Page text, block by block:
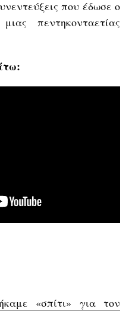
που έδωσε ο
πεντηκονταετίας
«σπίτι» για τον